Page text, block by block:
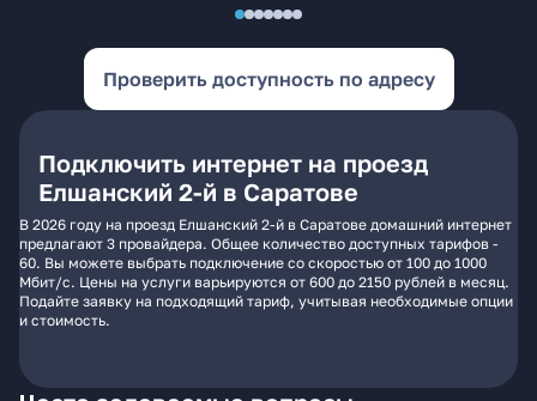
Проверить доступность по адресу
Подключить интернет на проезд
Елшанский 2-й в Саратове
В 2026 году на проезд Елшанский 2-й в Саратове домашний интернет
предлагают 3 провайдера. Общее количество доступных тарифов -
60. Вы можете выбрать подключение со скоростью от 100 до 1000
Мбит/с. Цены на услуги варьируются от 600 до 2150 рублей в месяц.
Подайте заявку на подходящий тариф, учитывая необходимые опции
и стоимость.